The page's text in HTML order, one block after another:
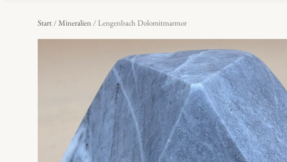
Start/Mineralien/ Lengenbach Dolomitmarmor